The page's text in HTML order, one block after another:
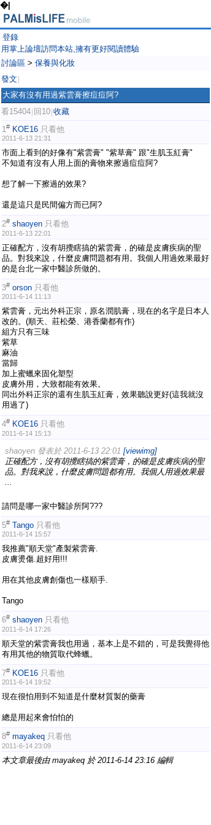
�|
登錄
用掌上論壇訪問本站,擁有更好閱讀體驗
討論區 > 保養與化妝
發文
大家有沒有用過紫雲膏擦痘痘阿?
看15404 回10 收藏
1# KOE16 只看他
2011-6-13 21:31
市面上看到的好像有"紫雲膏" "紫草膏" 跟"生肌玉紅膏"
不知道有沒有人用上面的膏物來擦過痘痘阿?
想了解一下擦過的效果?
還是這只是民間偏方而已阿?
2# shaoyen 只看他
2011-6-13 22:01
正確配方，沒有胡攪瞎搞的紫雲膏，的確是皮膚疾病的聖
品。對我來說，什麼皮膚問題都有用。我個人用過效果最好
的是台北一家中醫診所做的。
3# orson 只看他
2011-6-14 11:13
紫雲膏，元出外科正宗，原名潤肌膏，現在的名字是日本人
改的。(順天、莊松榮、港香蘭都有作)
組方只有三味
紫草
麻油
當歸
加上蜜蠟來固化塑型
皮膚外用，大致都能有效果。
同出外科正宗的還有生肌玉紅膏，效果聽說更好(這我就沒
用過了)
4# KOE16 只看他
2011-6-14 15:13
shaoyen 發表於 2011-6-13 22:01 [viewimg]
正確配方，沒有胡攪瞎搞的紫雲膏，的確是皮膚疾病的聖
品。對我來說，什麼皮膚問題都有用。我個人用過效果最
請問是哪一家中醫診所阿???
5# Tango 只看他
2011-6-14 15:57
我推薦"順天堂"產製紫雲膏.
皮膚燙傷.超好用!!!
用在其他皮膚創傷也一樣順手.
Tango
6# shaoyen 只看他
2011-6-14 17:26
順天堂的紫雲膏我也用過，基本上是不錯的，可是我覺得他
有用其他的物質取代蜂蠟。
7# KOE16 只看他
2011-6-14 19:52
現在很怕用到不知道是什麼材質製的藥膏
總是用起來會怕怕的
8# mayakeq 只看他
2011-6-14 23:09
本文章最後由 mayakeq 於 2011-6-14 23:16 編輯